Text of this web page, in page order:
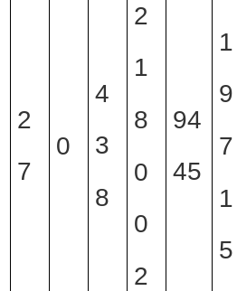
2
7
0
4
3
8
2
1
8
0
0
2
94
45
1
9
7
1
5